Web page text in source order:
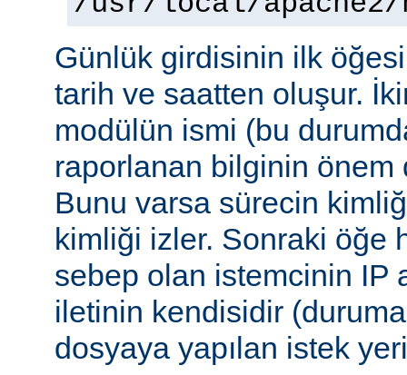
Günlük girdisinin ilk öğesi
tarih ve saatten oluşur.
modülün ismi (bu
raporlanan bilginin önem
Bunu varsa sürecin
kimliği izler. Sonraki öğe
sebep olan istemcinin IP
iletinin kendisidir (duruma
dosyaya yapılan istek